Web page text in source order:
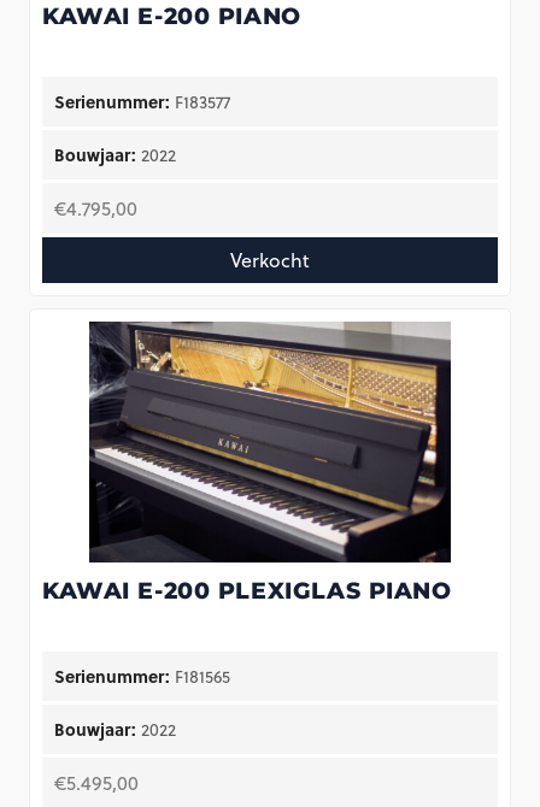
KAWAI E-200 PIANO
Serienummer: F183577
Bouwjaar: 2022
€4.795,00
Verkocht
KAWAI E-200 PLEXIGLAS PIANO
Serienummer: F181565
Bouwjaar: 2022
€5.495,00